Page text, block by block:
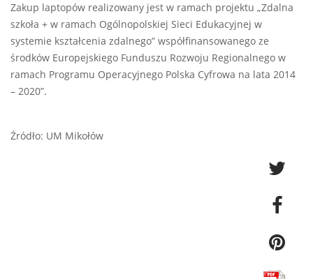
Zakup laptopów realizowany jest w ramach projektu „Zdalna
szkoła + w ramach Ogólnopolskiej Sieci Edukacyjnej w
systemie kształcenia zdalnego” współfinansowanego ze
środków Europejskiego Funduszu Rozwoju Regionalnego w
ramach Programu Operacyjnego Polska Cyfrowa na lata 2014
– 2020”.
Źródło: UM Mikołów